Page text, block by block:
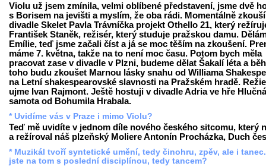
Violu už jsem zmínila, velmi oblíbené představení, jsme dvě
s Borisem na jevišti a myslím, že oba rádi. Momentálně
divadle Skelet Pavla Trávníčka projekt Othello 21, který
František Staněk, režisér, který studuje pražskou damu.
Emílie, teď jsme začali číst a já se moc těším na zkoušení.
máme 7. května, takže na to není moc času. Potom bych měla
pracovat zase v divadle v Plzni, budeme dělat Šakalí léta a
toho budu zkoušet Marnou lásky snahu od Williama
na Letní shakespearovské slavnosti na Pražském hradě.
ujme Ivan Rajmont. Ještě hostuji v divadle Adria ve hře Hlučná
samota od Bohumila Hrabala.
* Uvidíme vás v Praze i mimo Violu?
Teď mě uvidíte v jednom díle nového českého sitcomu, který
a režíroval náš plzeňský Moliere Antonín Procházka, Duch
* Muzikál tvoří syntetické umění, tedy činohru, zpěv, ale i
jste na tom s poslední disciplínou, tedy tancem?